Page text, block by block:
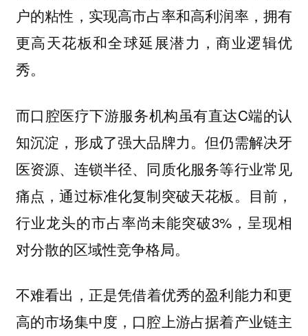
户的粘性，实现高市占率和高利润率，拥有
更高天花板和全球延展潜力，商业逻辑优
秀。
而口腔医疗下游服务机构虽有直达C端的认
知沉淀，形成了强大品牌力。但仍需解决牙
医资源、连锁半径、同质化服务等行业常见
痛点，通过标准化复制突破天花板。目前，
行业龙头的市占率尚未能突破3%，呈现相
对分散的区域性竞争格局。
不难看出， 正是凭借着优秀的盈利能力和更
高的市场集中度，口腔上游占据着产业链主